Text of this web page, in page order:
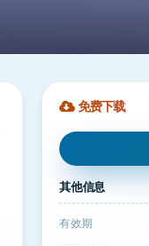
免费下载
其他信息
有效期